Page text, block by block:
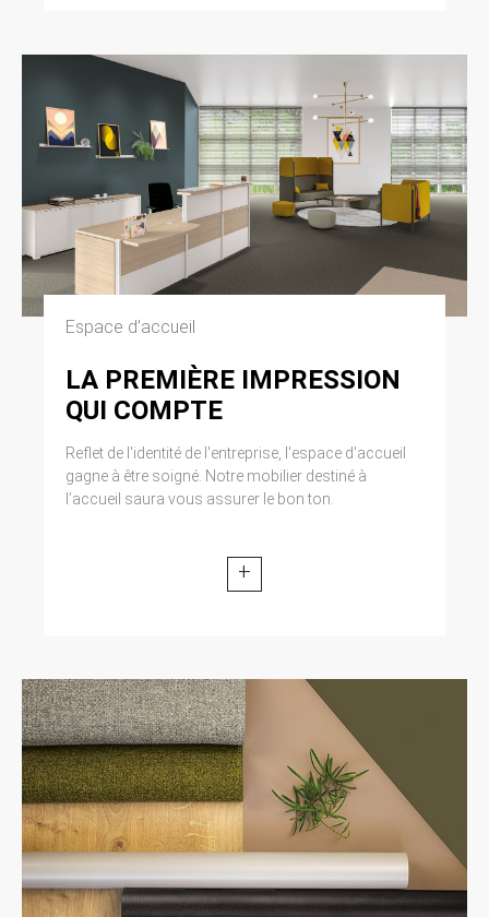
Espace d’accueil
LA PREMIÈRE IMPRESSION
QUI COMPTE
Reflet de l'identité de l'entreprise, l'espace d'accueil
gagne à être soigné. Notre mobilier destiné à
l’accueil saura vous assurer le bon ton.
+
libertés. Loi n° 2004-575 du 21 juin 2004 pour
la confiance dans l’économie numérique.
11. LEXIQUE.
Utilisateur : Internaute se connectant, utilisant
le site susnommé. Informations personnelles :
« les informations qui permettent, sous quelque
forme que ce soit, directement ou non,
l’identification des personnes physiques
auxquelles elles s’appliquent » (article 4 de la
loi n° 78-17 du 6 janvier 1978).